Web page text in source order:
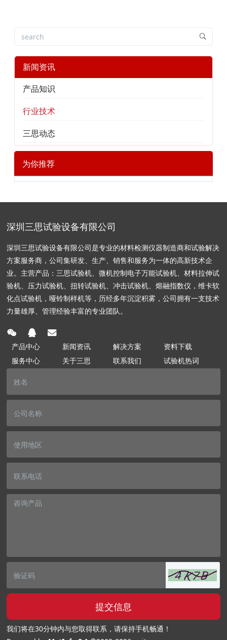
新闻资讯
产品知识
行业技术
三思动态
为你推荐
深圳三思试验设备有限公司
深圳三思试验设备有限公司是专业的材料检测仪器制造商和试验解决
方案服务商，公司集研发、生产、销售和服务为一体的高新技术企
业。主营产品：三思试验机、微机控制电子万能试验机、材料拉伸试
验机、压力试验机、扭转试验机、冲击试验机、熔融指数仪，维卡软
化点试验机，哑铃制样机等，历经多年沉淀积雾，公司拥有一支技术
力量雄厚、管理经验丰富的专业团队。
产品中心 新闻资讯 解决方案
资料下载
服务中心
关于三思 联系我们 试验机热词
提交信息
我们将在30分钟内与您取得联系，请保持手机畅通！